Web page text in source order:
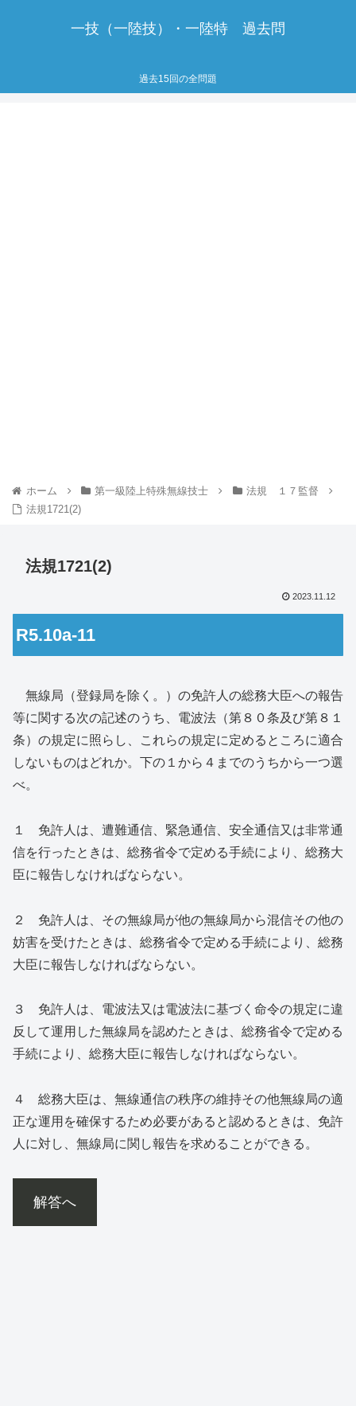
一技（一陸技）・一陸特 過去問
過去15回の全問題
ホーム 第一級陸上特殊無線技士
法規 １７監督
法規1721(2)
法規1721(2)
2023.11.12
R5.10a-11
無線局（登録局を除く。）の免許人の総務大臣への報告
等に関する次の記述のうち、電波法（第８０条及び第８１
条）の規定に照らし、これらの規定に定めるところに適合
しないものはどれか。下の１から４までのうちから一つ選
べ。
１ 免許人は、遭難通信、緊急通信、安全通信又は非常通
信を行ったときは、総務省令で定める手続により、総務大
臣に報告しなければならない。
２ 免許人は、その無線局が他の無線局から混信その他の
妨害を受けたときは、総務省令で定める手続により、総務
大臣に報告しなければならない。
３ 免許人は、電波法又は電波法に基づく命令の規定に違
反して運用した無線局を認めたときは、総務省令で定める
手続により、総務大臣に報告しなければならない。
４ 総務大臣は、無線通信の秩序の維持その他無線局の適
正な運用を確保するため必要があると認めるときは、免許
人に対し、無線局に関し報告を求めることができる。
解答へ